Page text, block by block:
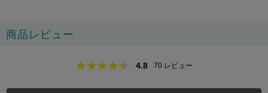
商品レビュー
4.8 70レビュー